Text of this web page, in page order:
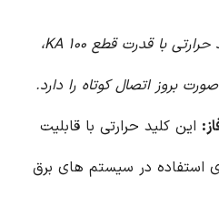
این کلید حرارتی با قدرت قطع ۱۰۰ KA،
بروز اتصال کوتاه را دارد.
این کلید حرارتی با قابلیت
استفاده در سیستم های برق